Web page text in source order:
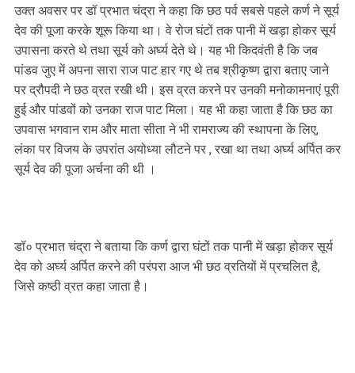
उक्त अवसर पर डॉ प्रभात चंद्रा ने कहा कि छठ पर्व सबसे पहले कर्ण ने सूर्य
देव की पूजा करके शूरू किया था। वे रोज घंटों तक पानी में खड़ा होकर सूर्य
उपासना करते थे तथा सूर्य को अर्घ्य देते थे। यह भी किदवंती है कि जब
पांडव जुए में अपना सारा राज पाट हार गए थे तब श्रीकृष्ण द्वारा बताए जाने
पर द्रौपदी ने छठ व्रत रखी थी। इस व्रत करने पर उनकी मनोकामनाएं पूरी
हुई और पांडवों को उनका राज पाट मिला। यह भी कहा जाता है कि छठ का
उपवास भगवान राम और माता सीता ने भी रामराज्य की स्थापना के लिए,
लंका पर विजय के उपरांत अयोध्या लौटने पर , रखा था तथा अर्घ्य अर्पित कर
सूर्य देव की पूजा अर्चना की थी ।
डॉ० प्रभात चंद्रा ने बताया कि कर्ण द्वारा घंटों तक पानी में खड़ा होकर सूर्य
देव को अर्घ्य अर्पित करने की परंपरा आज भी छठ व्रतियों में प्रचलित है,
जिसे कष्ठी व्रत कहा जाता है।